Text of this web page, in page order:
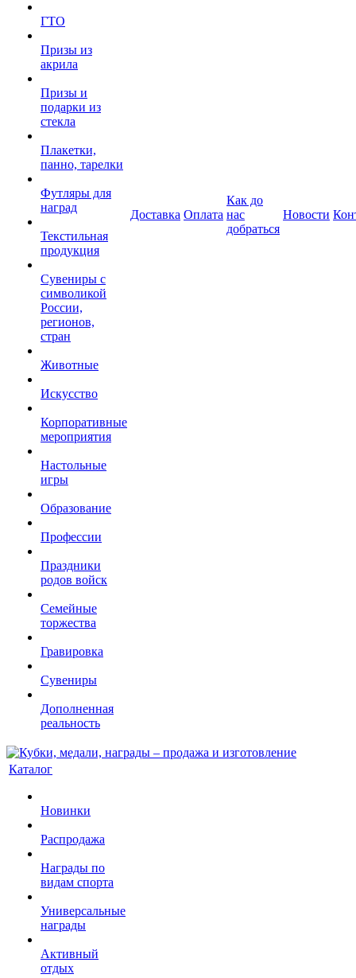
ГТО
Призы из
акрила
Призы и
подарки из
стекла
Плакетки,
панно, тарелки
Футляры для
наград
Текстильная
продукция
Сувениры с
символикой
России,
регионов,
стран
Животные
Искусство
Корпоративные
мероприятия
Настольные
игры
Образование
Профессии
Праздники
родов войск
Семейные
торжества
Гравировка
Сувениры
Дополненная
реальность
Доставка Оплата
Как до
нас
добраться
Новости
Каталог
Новинки
Распродажа
Награды по
видам спорта
Универсальные
награды
Активный
отдых